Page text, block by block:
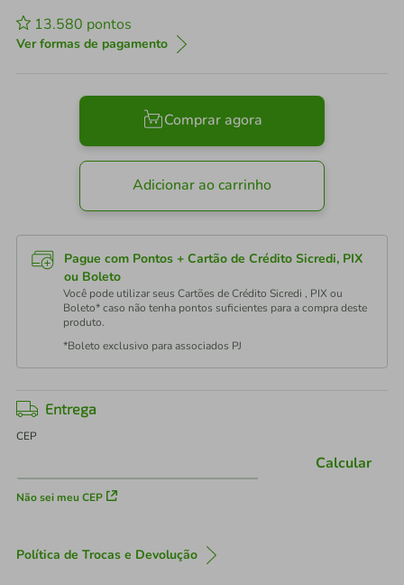
13.580 pontos
Ver formas de pagamento
Comprar agora
Adicionar ao carrinho
Pague com Pontos + Cartão de Crédito Sicredi, PIX
ou Boleto
Você pode utilizar seus Cartões de Crédito Sicredi , PIX ou
Boleto* caso não tenha pontos suficientes para a compra deste
produto.
*Boleto exclusivo para associados PJ
Entrega
CEP
Não sei meu CEP
Calcular
Política de Trocas e Devolução